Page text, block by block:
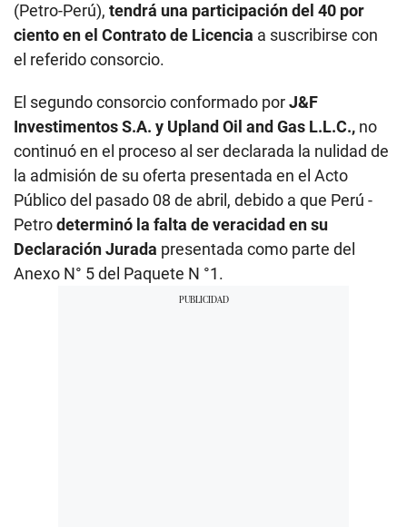
(Petro-Perú), tendrá una participación del 40 por
ciento en el Contrato de Licencia a suscribirse con
el referido consorcio.
El segundo consorcio conformado porJ&F
Investimentos S.A. y Upland Oil and Gas L.L.C., no
continuó en el proceso al ser declarada la nulidad de
la admisión de su oferta presentada en el Acto
Público del pasado 08 de abril, debido a que Perú -
Petrodeterminó la falta de veracidad en su
Declaración Jurada presentada como parte del
Anexo N° 5 del Paquete N °1.